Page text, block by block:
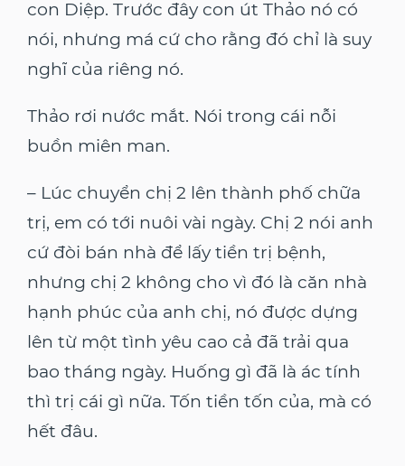
con Diệp. Trước đây con út Thảo nó có
nói, nhưng má cứ cho rằng đó chỉ là suy
nghĩ của riêng nó.
Thảo rơi nước mắt. Nói trong cái nỗi
buồn miên man.
– Lúc chuyển chị 2 lên thành phố chữa
trị, em có tới nuôi vài ngày. Chị 2 nói anh
cứ đòi bán nhà để lấy tiền trị bệnh,
nhưng chị 2 không cho vì đó là căn nhà
hạnh phúc của anh chị, nó được dựng
lên từ một tình yêu cao cả đã trải qua
bao tháng ngày. Huống gì đã là ác tính
thì trị cái gì nữa. Tốn tiền tốn của, mà có
hết đâu.